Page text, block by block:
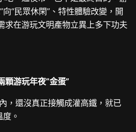
“民眾休閑”、特性體驗改變，開
求在游玩文明產物立異上多下功夫
顆游玩年夜“金蛋”
，還沒真正接觸成灌高鐵，就已
。